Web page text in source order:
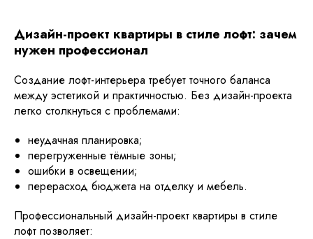
Дизайн-проект квартиры в стиле лофт: зачем
нужен профессионал
Создание лофт-интерьера требует точного баланса
между эстетикой и практичностью. Без дизайн-проекта
легко столкнуться с проблемами:
неудачная планировка;
перегруженные тёмные зоны;
ошибки в освещении;
перерасход бюджета на отделку и мебель.
Профессиональный дизайн-проект квартиры в стиле
лофт позволяет: